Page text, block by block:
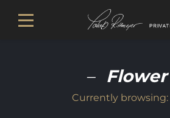
Flower
Currently browsing: